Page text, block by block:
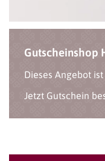
Gutscheinshop
Dieses Angebot
Jetzt Gutschein